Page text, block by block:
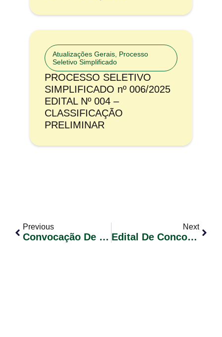
Atualizações Gerais Processo
Seletivo Simplificado
PROCESSO SELETIVO
SIMPLIFICADO nº 006/2025
EDITAL Nº 004 –
CLASSIFICAÇÃO
PRELIMINAR
Previous
Convocação De Candidatos Classificados – Concurso Público 01/2023 – Edital Nº 56 (Enfermeiro)
Next
Edital De Concorrência Nº. 012/2024 – Reforma Na Escola Municipal De Ensino Fundamental Álvaro Ferrugem